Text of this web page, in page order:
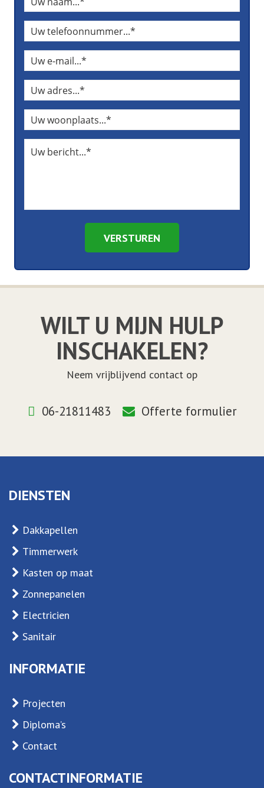
VERSTUREN
WILT U MIJN HULP
INSCHAKELEN?
Neem vrijblijvend contact op
06-21811483 Offerte formulier
DIENSTEN
Dakkapellen
Timmerwerk
Kasten op maat
Zonnepanelen
Electricien
Sanitair
INFORMATIE
Projecten
Diploma’s
Contact
CONTACTINFORMATIE